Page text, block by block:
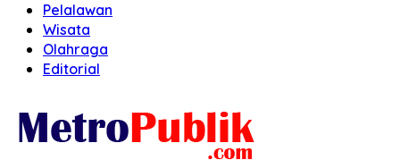
Pelalawan
Wisata
Olahraga
Editorial